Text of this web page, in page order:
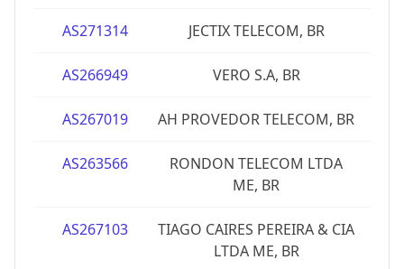
AS271314 JECTIX TELECOM, BR
AS266949 VERO S.A, BR
AS267019 AH PROVEDOR TELECOM, BR
AS263566
RONDON TELECOM LTDA
ME, BR
AS267103
TIAGO CAIRES PEREIRA & CIA
LTDA ME, BR